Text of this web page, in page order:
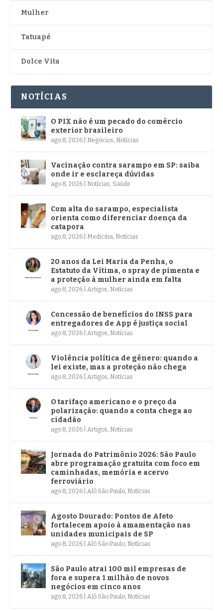
Mulher
Tatuapé
Dolce Vita
NOTÍCIAS
O PIX não é um pecado do comércio
exterior brasileiro
ago 8, 2026 Negócios Notícias
Vacinação contra sarampo em SP: saiba
onde ir e esclareça dúvidas
ago 8, 2026 Notícias Saúde
Com alta do sarampo, especialista
orienta como diferenciar doença da
catapora
ago 8, 2026 Medicina Notícias
20 anos da Lei Maria da Penha, o
Estatuto da Vítima, o spray de pimenta e
a proteção à mulher ainda em falta
ago 8, 2026 Artigos Notícias
Concessão de benefícios do INSS para
entregadores de App é justiça social
ago 8, 2026 Artigos Notícias
Violência política de gênero: quando a
lei existe, mas a proteção não chega
ago 8, 2026 Artigos Notícias
O tarifaço americano e o preço da
polarização: quando a conta chega ao
cidadão
ago 8, 2026 Artigos Notícias
Jornada do Patrimônio 2026: São Paulo
abre programação gratuita com foco em
caminhadas, memória e acervo
ferroviário
ago 8, 2026 Alô São Paulo Notícias
Agosto Dourado: Pontos de Afeto
fortalecem apoio à amamentação nas
unidades municipais de SP
ago 8, 2026 Alô São Paulo Notícias
São Paulo atrai 100 mil empresas de
fora e supera 1 milhão de novos
negócios em cinco anos
ago 8, 2026 Alô São Paulo Notícias